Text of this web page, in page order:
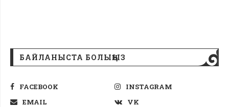
БАЙЛАНЫСТА БОЛЫҢЫЗ
FACEBOOK
INSTAGRAM
EMAIL
VK